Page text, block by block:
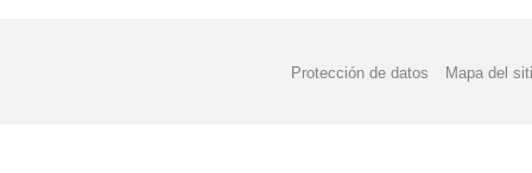
Protección de datos Mapa del